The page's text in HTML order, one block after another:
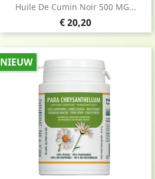
Huile De Cumin Noir 500 MG...
Prijs
€ 20,20
Snel bekijken
NIEUW